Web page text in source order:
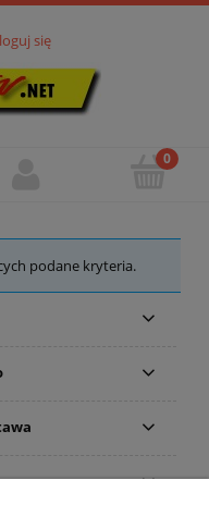
się
podane kryteria.